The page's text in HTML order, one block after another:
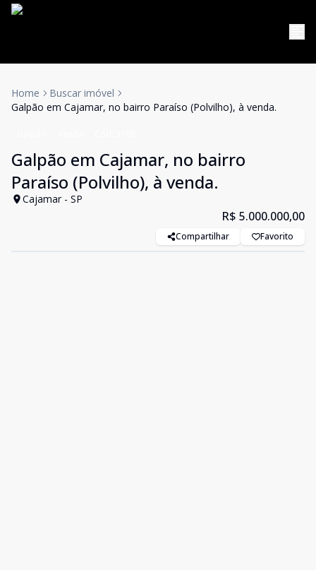
Home
Buscar imóvel
Galpão em Cajamar, no bairro Paraíso (Polvilho), à venda.
Galpão em Cajamar, no bairro
Paraíso (Polvilho), à venda.
Cajamar - SP
R$ 5.000.000,00
Compartilhar Favorito